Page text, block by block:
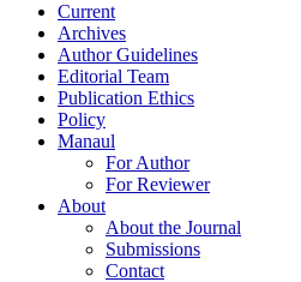
Current
Archives
Author Guidelines
Editorial Team
Publication Ethics
Policy
Manaul
For Author
For Reviewer
About
About the Journal
Submissions
Contact